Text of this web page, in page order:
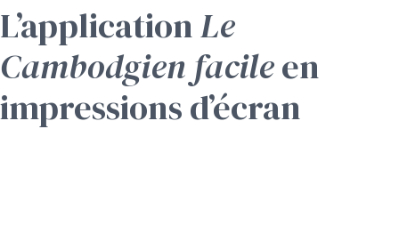
L’applicationLe
Cambodgien facileen
impressions d’écran